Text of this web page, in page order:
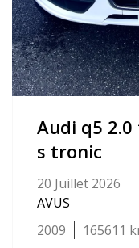
audi q5 2.0 tfsi 211 avus suattro
s tronic
20 Juillet 2026
AVUS
2009
165611